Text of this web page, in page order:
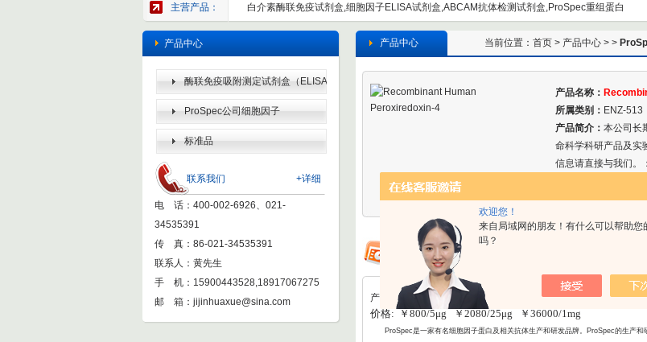
欢迎您！
来自局域网的朋友！有什么可以帮助您
吗？
主营产品： 白介素酶联免疫试剂盒,细胞因子ELISA试剂盒,ABCAM抗体检测试剂盒,ProSpec重组蛋白
产品中心
酶联免疫吸附测定试剂盒（ELISA
KIT） ProSpec公司细胞因子
标准品
+详细
联系我们
电 话：400-002-6926、021-
34535391
传 真：86-021-34535391
联系人：黄先生
手 机：15900443528,18917067275
邮 箱： jijinhuaxue@sina.com
当前位置： 首页 > 产品中心 > >
产品中心
产品名称：
所属类别： ENZ-513
产品简介： 本公司长
命科学科研产品及实
信息请直接与我们。：
产品详情
价格: ￥800/5μg ￥2080/25μg ￥36000/1mg
ProSpec是一家有名细胞因子蛋白及相关抗体生产和研发品牌。ProSpec的生产